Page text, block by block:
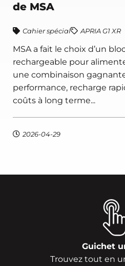
de MSA
Cahier spécial APRIA G1 XR
MSA a fait le choix d’un
rechargeable pour
une combinaison
performance, recharge
coûts à long terme...
2026-04-29
Guichet
Trouvez tout en